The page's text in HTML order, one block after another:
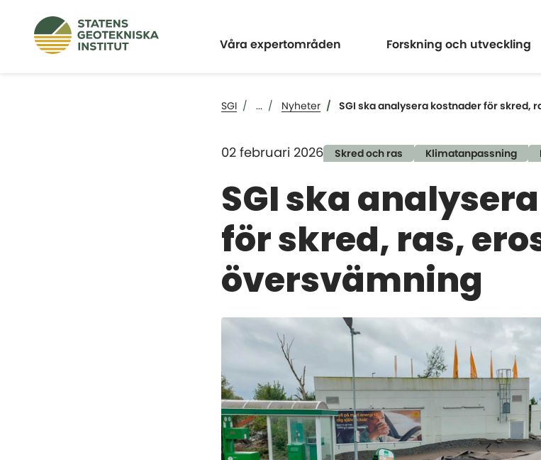
Expandera
Våra expertområden Expandera
Forskning och utveckling
SGI ... Nyheter SGI ska analysera kostnader för skred,
02 februari 2026 Skred och ras Klimatanpassning
SGI ska
för skred, ras,
översvämning